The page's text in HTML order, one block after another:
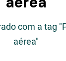
com a tag
aérea"